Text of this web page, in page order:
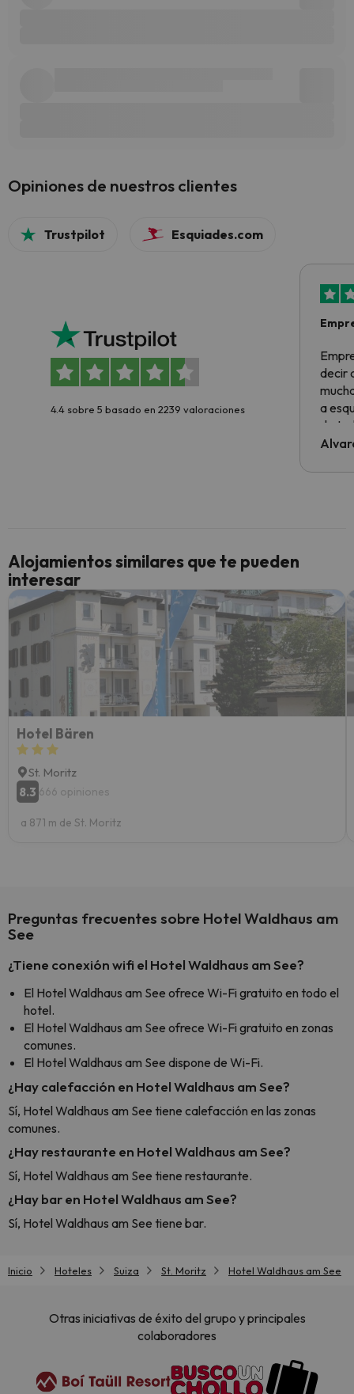
Opiniones de nuestros clientes
Trustpilot Esquiades.com
4.4 sobre 5 basado en 2239 valoraciones
decir
a
de
al
culpa
yo.
Alojamientos similares que te pueden
interesar
Hotel Bären
St. Moritz
8.3 666 opiniones
a 871 m de St. Moritz
Preguntas frecuentes sobre Hotel Waldhaus am
See
¿Tiene conexión wifi el Hotel Waldhaus am See?
El Hotel Waldhaus am See ofrece Wi-Fi gratuito en todo el
hotel.
El Hotel Waldhaus am See ofrece Wi-Fi gratuito en zonas
comunes.
El Hotel Waldhaus am See dispone de Wi-Fi.
¿Hay calefacción en Hotel Waldhaus am See?
Sí, Hotel Waldhaus am See tiene calefacción en las zonas
comunes.
¿Hay restaurante en Hotel Waldhaus am See?
Sí, Hotel Waldhaus am See tiene restaurante.
¿Hay bar en Hotel Waldhaus am See?
Sí, Hotel Waldhaus am See tiene bar.
Inicio Hoteles Suiza St. Moritz Hotel Waldhaus am See
Otras iniciativas de éxito del grupo y principales
colaboradores